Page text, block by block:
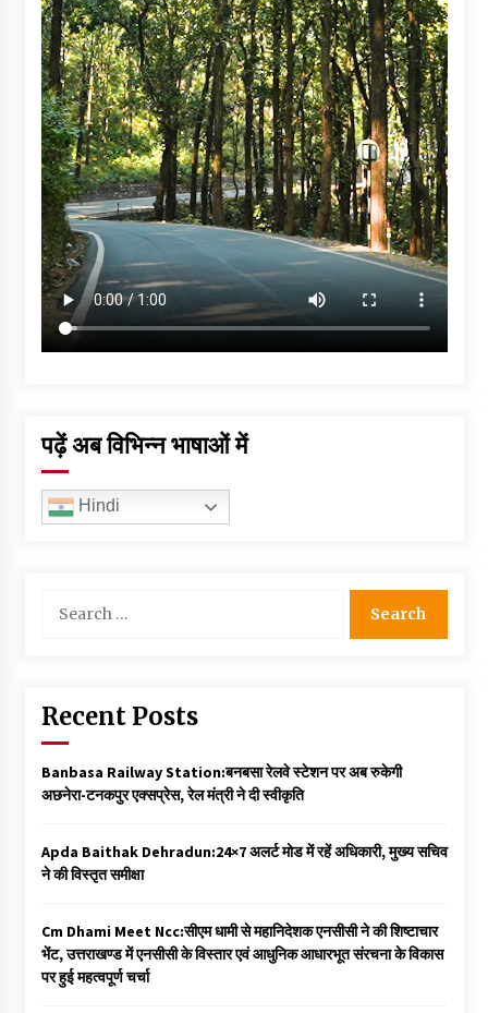
पढ़ें अब विभिन्न भाषाओं में
Hindi
for:
Recent Posts
Banbasa Railway Station:बनबसा रेलवे स्टेशन पर अब रुकेगी
अछनेरा-टनकपुर एक्सप्रेस, रेल मंत्री ने दी स्वीकृति
Apda Baithak Dehradun:24×7 अलर्ट मोड में रहें अधिकारी, मुख्य सचिव
ने की विस्तृत समीक्षा
Cm Dhami Meet Ncc:सीएम धामी से महानिदेशक एनसीसी ने की शिष्टाचार
भेंट, उत्तराखण्ड में एनसीसी के विस्तार एवं आधुनिक आधारभूत संरचना के विकास
पर हुई महत्वपूर्ण चर्चा